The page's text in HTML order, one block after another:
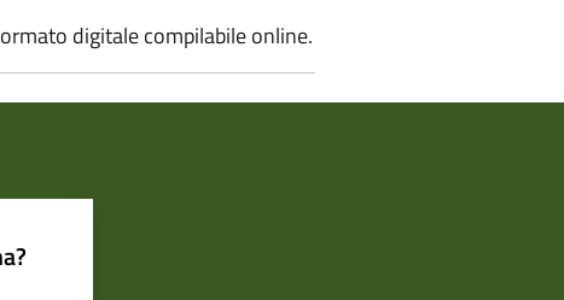
digitale compilabile online.